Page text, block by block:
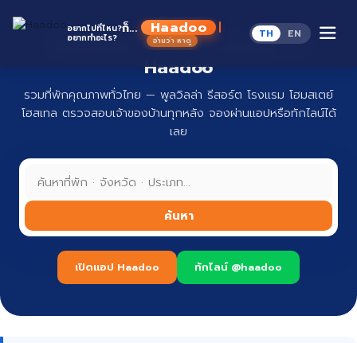
อยากไปที่ไหน?
อยากทำอะไร?
ก็... Haadoo
อ่านว่า หาดู
TH EN
ที่พักทั่วไทย จองง่าย ปลอดภัย กับ
Haadoo
รวมที่พักคุณภาพทั่วไทย — พูลวิลล่า รีสอร์ต โรงแรม โฮมสเตย์
โฮสเทล ตรวจสอบเจ้าของบ้านทุกหลัง จองผ่านแอปหรือทักไลน์ได้
เลย
ค้นหา
เปิดแอป Haadoo ทักไลน์ @haadoo